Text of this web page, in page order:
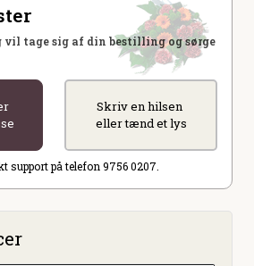
tage sig af din bestilling og sørge
Skriv en hilsen
eller tænd et lys
support på telefon 9756 0207.